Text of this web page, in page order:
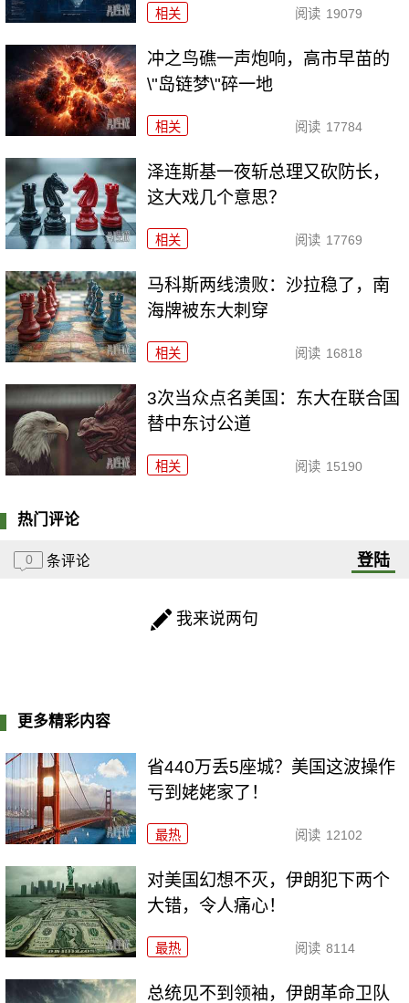
相关 阅读 19079
冲之鸟礁一声炮响，高市早苗的
\"岛链梦\"碎一地
相关 阅读 17784
泽连斯基一夜斩总理又砍防长，
这大戏几个意思？
相关 阅读 17769
马科斯两线溃败：沙拉稳了，南
海牌被东大刺穿
相关 阅读 16818
3次当众点名美国：东大在联合国
替中东讨公道
相关 阅读 15190
热门评论
0 条评论 登陆
我来说两句
更多精彩内容
省440万丢5座城？美国这波操作
亏到姥姥家了！
最热 阅读 12102
对美国幻想不灭，伊朗犯下两个
大错，令人痛心！
最热 阅读 8114
总统见不到领袖，伊朗革命卫队